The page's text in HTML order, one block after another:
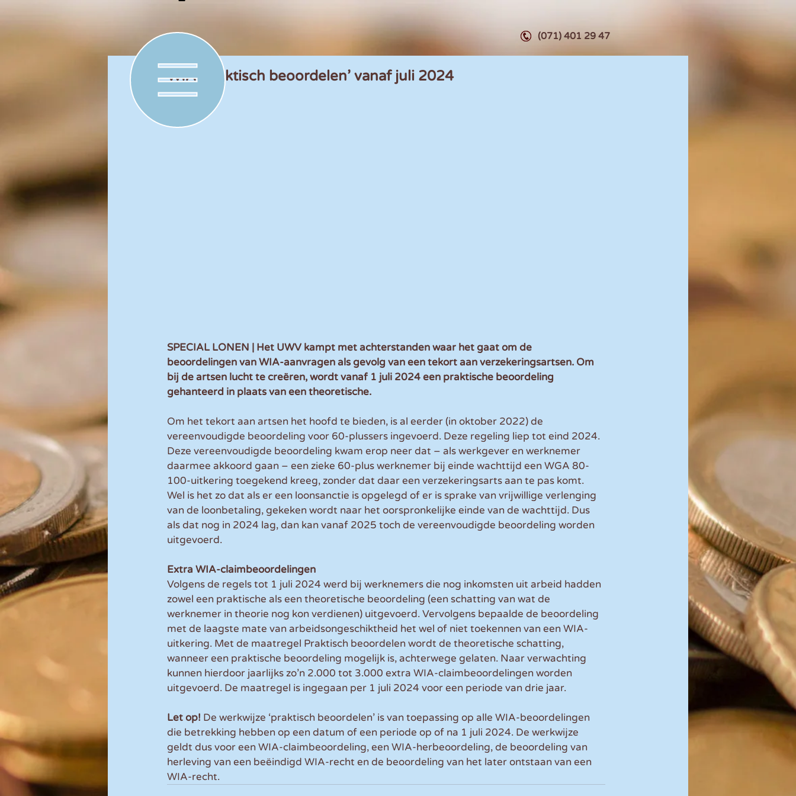
(071) 401 29 47
WIA ‘praktisch beoordelen’ vanaf juli 2024
SPECIAL LONEN | Het UWV kampt met achterstanden waar het gaat om de
beoordelingen van WIA-aanvragen als gevolg van een tekort aan verzekeringsartsen. Om
bij de artsen lucht te creëren, wordt vanaf 1 juli 2024 een praktische beoordeling
gehanteerd in plaats van een theoretische.
Om het tekort aan artsen het hoofd te bieden, is al eerder (in oktober 2022) de
vereenvoudigde beoordeling voor 60-plussers ingevoerd. Deze regeling liep tot eind 2024.
Deze vereenvoudigde beoordeling kwam erop neer dat – als werkgever en werknemer
daarmee akkoord gaan – een zieke 60-plus werknemer bij einde wachttijd een WGA 80-
100-uitkering toegekend kreeg, zonder dat daar een verzekeringsarts aan te pas komt.
Wel is het zo dat als er een loonsanctie is opgelegd of er is sprake van vrijwillige verlenging
van de loonbetaling, gekeken wordt naar het oorspronkelijke einde van de wachttijd. Dus
als dat nog in 2024 lag, dan kan vanaf 2025 toch de vereenvoudigde beoordeling worden
uitgevoerd.
Extra WIA-claimbeoordelingen
Volgens de regels tot 1 juli 2024 werd bij werknemers die nog inkomsten uit arbeid hadden
zowel een praktische als een theoretische beoordeling (een schatting van wat de
werknemer in theorie nog kon verdienen) uitgevoerd. Vervolgens bepaalde de beoordeling
met de laagste mate van arbeidsongeschiktheid het wel of niet toekennen van een WIA-
uitkering. Met de maatregel Praktisch beoordelen wordt de theoretische schatting,
wanneer een praktische beoordeling mogelijk is, achterwege gelaten. Naar verwachting
kunnen hierdoor jaarlijks zo’n 2.000 tot 3.000 extra WIA-claimbeoordelingen worden
uitgevoerd. De maatregel is ingegaan per 1 juli 2024 voor een periode van drie jaar.
Let op! De werkwijze ‘praktisch beoordelen’ is van toepassing op alle WIA-beoordelingen
die betrekking hebben op een datum of een periode op of na 1 juli 2024. De werkwijze
geldt dus voor een WIA-claimbeoordeling, een WIA-herbeoordeling, de beoordeling van
herleving van een beëindigd WIA-recht en de beoordeling van het later ontstaan van een
WIA-recht.